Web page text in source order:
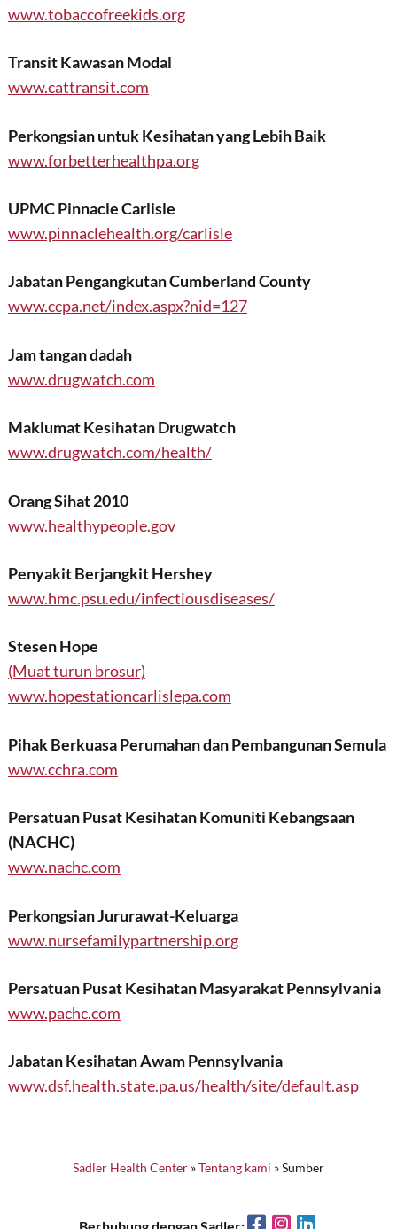
www.tobaccofreekids.org
Transit Kawasan Modal
www.cattransit.com
Perkongsian untuk Kesihatan yang Lebih Baik
www.forbetterhealthpa.org
UPMC Pinnacle Carlisle
www.pinnaclehealth.org/carlisle
Jabatan Pengangkutan Cumberland County
www.ccpa.net/index.aspx?nid=127
Jam tangan dadah
www.drugwatch.com
Maklumat Kesihatan Drugwatch
www.drugwatch.com/health/
Orang Sihat 2010
www.healthypeople.gov
Penyakit Berjangkit Hershey
www.hmc.psu.edu/infectiousdiseases/
Stesen Hope
(Muat turun brosur)
www.hopestationcarlislepa.com
Pihak Berkuasa Perumahan dan Pembangunan Semula
www.cchra.com
Persatuan Pusat Kesihatan Komuniti Kebangsaan
(NACHC)
www.nachc.com
Perkongsian Jururawat-Keluarga
www.nursefamilypartnership.org
Persatuan Pusat Kesihatan Masyarakat Pennsylvania
www.pachc.com
Jabatan Kesihatan Awam Pennsylvania
www.dsf.health.state.pa.us/health/site/default.asp
Sadler Health Center»Tentang kami »Sumber
Berhubung dengan Sadler: FacebookInstagram